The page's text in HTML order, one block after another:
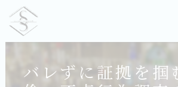
バレずに証拠を掴